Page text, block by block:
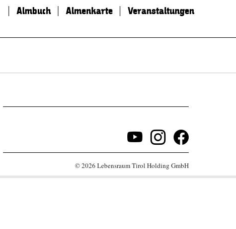
Almbuch Almenkarte Veranstaltungen
© 2026 Lebensraum Tirol Holding GmbH